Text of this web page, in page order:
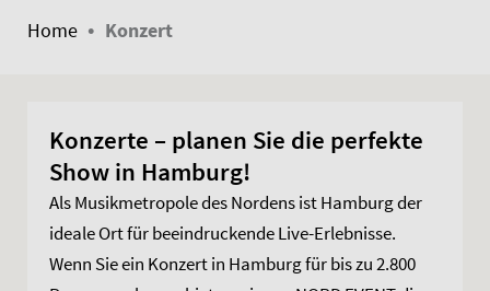
Home • Konzert
Konzerte – planen Sie die perfekte
Show in Hamburg!
Als Musikmetropole des Nordens ist Hamburg der
ideale Ort für beeindruckende Live-Erlebnisse.
Wenn Sie ein Konzert in Hamburg für bis zu 2.800